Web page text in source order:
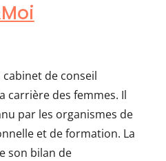
de conseil
carrière des femmes. Il
par les organismes de
et de formation. La
son bilan de